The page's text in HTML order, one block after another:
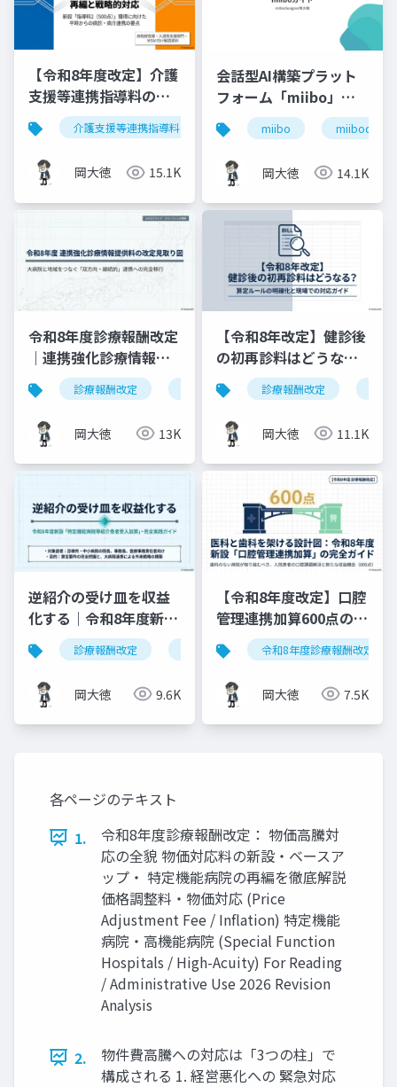
【令和8年度改定】介護
支援等連携指導料の再
編と戦略的対応｜指導
料2（500点）の要件整
理
介護支援等連携指導料 令和8年度診療報酬改定
岡大徳 15.1K
会話型AI構築プラット
フォーム「miibo」ガ
イド
miibo
岡大徳 14.1K
令和8年度診療報酬改定
｜連携強化診療情報提
供料の見直しを図解で
解説
診療報酬改定 連携強化診療情報提供料 令和8年度
岡大徳 13K
【令和8年改定】健診後
の初再診料はどうな
る？算定ルールの明確
化と現場での対応ガイ
ド
診療報酬改定
岡大徳 11.1K
逆紹介の受け皿を収益
化する｜令和8年度新設
「特定機能病院等紹介
患者受入加算」完全実
践ガイド
診療報酬改定 特定機能病院等紹介患者受入加算
岡大徳 9.6K
【令和8年度改定】口腔
管理連携加算600点の算
定要件・施設基準まと
め
令和8年度診療報酬改定
岡大徳 7.5K
各ページのテキスト
1.
令和8年度診療報酬改定： 物価高騰対
応の全貌 物価対応料の新設・ベースア
ップ・ 特定機能病院の再編を徹底解説
価格調整料・物価対応 (Price
Adjustment Fee / Inflation) 特定機能
病院・高機能病院 (Special Function
Hospitals / High-Acuity) For Reading
/ Administrative Use 2026 Revision
Analysis
2.
物件費高騰への対応は「3つの柱」で
構成される 1. 経営悪化への 緊急対応